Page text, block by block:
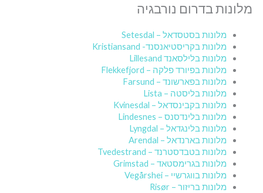
מלונות בדרום נורבגיה
מלונות בסטסדאל – Setesdal
מלונות בקריסטיאנסנד- Kristiansand
מלונות בלילסאנד Lillesand
מלונות בפיורד פלקה – Flekkefjord
מלונות בפארשונד – Farsund
מלונות בליסטה – Lista
מלונות בקבינסדאל – Kvinesdal
מלונות בלינדסנס – Lindesnes
מלונות בלינגדאל – Lyngdal
מלונות בארנדאל – Arendal
מלונות בטבדסטרנד – Tvedestrand
מלונות בגרימסטאד – Grimstad
מלונות בווגרשיי – Vegårshei
מלונות בריזור – Risør